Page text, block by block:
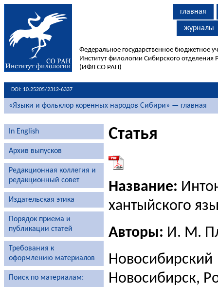
главная
журналы
Федеральное государственное бюджетное
Институт филологии Сибирского отделения
(ИФЛ СО РАН)
DOI: 10.25205/2312-6337
«Языки и фольклор коренных народов Сибири» — главная
In English
Архив выпусков
Редакционная коллегия и
редакционный совет
Издательская этика
Порядок приема и
публикации статей
Требования к
оформлению материалов
Поиск по материалам:
Статья
Название:
хантыйского
Авторы: И. М.
Новосибирск,